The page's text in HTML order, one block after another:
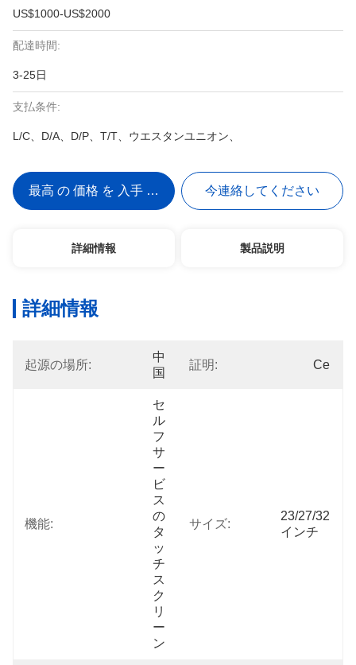
US$1000-US$2000
配達時間:
3-25日
支払条件:
L/C、D/A、D/P、T/T、ウエスタンユニオン、
最高 の 価格 を 入手 する 今連絡してください
詳細情報 製品説明
詳細情報
起源の場所:
中
国
証明: Ce
機能:
セ
ル
フ
サ
ー
ビ
ス
の
タ
ッ
チ
ス
ク
リ
ー
ン
サイズ:
23/27/32
インチ